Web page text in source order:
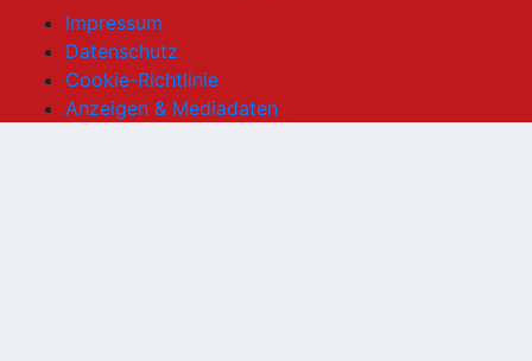
Impressum
Datenschutz
Cookie-Richtlinie
Anzeigen & Mediadaten